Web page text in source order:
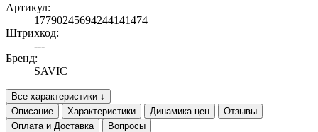
Артикул:
17790245694244141474
Штрихкод:
---
Бренд:
SAVIC
Все характеристики ↓
Описание
Характеристики Динамика цен
Отзывы
Оплата и Доставка
Вопросы